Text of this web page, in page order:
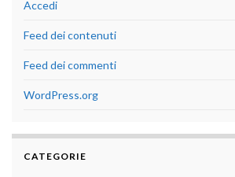
Accedi
Feed dei contenuti
Feed dei commenti
WordPress.org
CATEGORIE